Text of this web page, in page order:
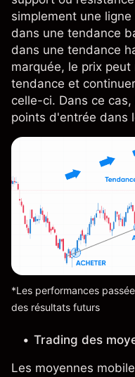
simplement une
dans une tendance
dans une tendance
marquée, le prix
tendance et
celle-ci. Dans ce
points d'entrée dans
*Les performances
des résultats futurs
Trading des
Les moyennes